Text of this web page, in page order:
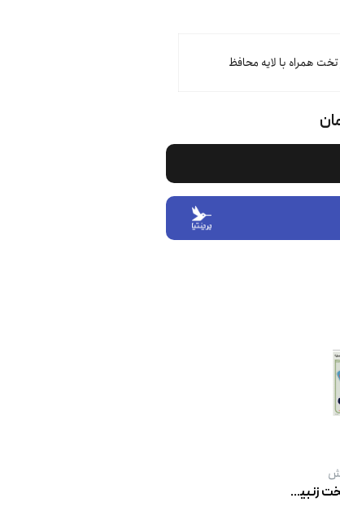
همراه با لایه محافظ
بسته‌ی استیکر تخت زنبیل ۲